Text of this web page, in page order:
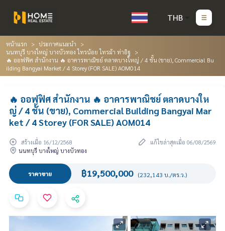
THB
หน้าแรก
ประกาศแนะนำ
นนทบุรี บางใหญ่ บางบัวทอง ไทรน้อย ไทรม้า ท่าอิฐ
🔥 ออฟฟิศ สำนักงาน 🔥 อาคารพาณิชย์ ตลาดบางใหญ่ / 4 ชั้น (ขาย), Commercial Bu
ilding Bangyai Market / 4 Storey (FOR SALE) AOM014
🔥 ออฟฟิศ สำนักงาน 🔥 อาคารพาณิชย์ ตลาดบางให
ญ่ / 4 ชั้น (ขาย), Commercial Building Bangyai Mar
ket / 4 Storey (FOR SALE) AOM014
สร้างเมื่อ 16/12/2568
แก้ไขล่าสุดเมื่อ 06/08/2569
นนทบุรี บางใหญ่ บางบัวทอง
ราคาขาย ฿19,500,000 (232,143 บ./ตร.ว.)